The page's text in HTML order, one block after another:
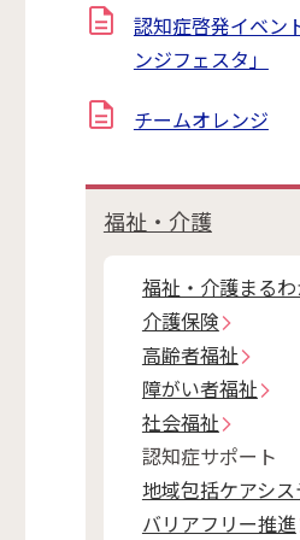
認知症啓発イベン
ンジフェスタ」
チームオレンジ
福祉・介護
福祉・介護まる
介護保険
高齢者福祉
障がい者福祉
社会福祉
認知症サポート
地域包括ケアシス
バリアフリー推進